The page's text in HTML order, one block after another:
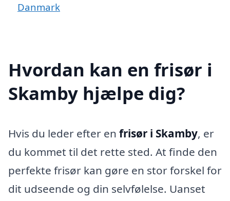
Danmark
Hvordan kan en frisør i
Skamby hjælpe dig?
Hvis du leder efter en frisør i Skamby, er
du kommet til det rette sted. At finde den
perfekte frisør kan gøre en stor forskel for
dit udseende og din selvfølelse. Uanset